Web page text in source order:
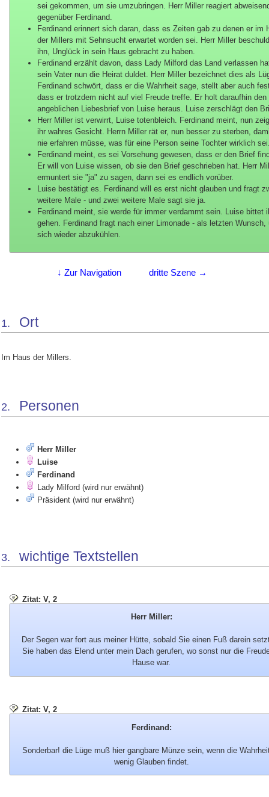
sei gekommen, um sie umzubringen. Herr Miller reagiert
gegenüber Ferdinand.
Ferdinand erinnert sich daran, dass es Zeiten gab zu denen er im
der Millers mit Sehnsucht erwartet worden sei. Herr Miller
ihn, Unglück in sein Haus gebracht zu haben.
Ferdinand erzählt davon, dass Lady Milford das Land verlassen
sein Vater nun die Heirat duldet. Herr Miller bezeichnet dies als
Ferdinand schwört, dass er die Wahrheit sage, stellt aber auch
dass er trotzdem nicht auf viel Freude treffe. Er holt daraufhin den
angeblichen Liebesbrief von Luise heraus. Luise zerschlägt den
Herr Miller ist verwirrt, Luise totenbleich. Ferdinand meint, nun
ihr wahres Gesicht. Herrn Miller rät er, nun besser zu sterben,
nie erfahren müsse, was für eine Person seine Tochter wirklich
Ferdinand meint, es sei Vorsehung gewesen, dass er den Brief
Er will von Luise wissen, ob sie den Brief geschrieben hat. Herr
ermuntert sie "ja" zu sagen, dann sei es endlich vorüber.
Luise bestätigt es. Ferdinand will es erst nicht glauben und fragt
weitere Male - und zwei weitere Male sagt sie ja.
Ferdinand meint, sie werde für immer verdammt sein. Luise bittet
gehen. Ferdinand fragt nach einer Limonade - als letzten Wunsch,
sich wieder abzukühlen.
↓ Zur Navigation dritte Szene →
1. Ort
Im Haus der Millers.
2. Personen
Herr Miller
Luise
Ferdinand
Lady Milford (wird nur erwähnt)
Präsident (wird nur erwähnt)
3. wichtige Textstellen
Zitat: V, 2
Herr Miller:
Der Segen war fort aus meiner Hütte, sobald Sie einen Fuß darein
Sie haben das Elend unter mein Dach gerufen, wo sonst nur die
Hause war.
Zitat: V, 2
Ferdinand:
Sonderbar! die Lüge muß hier gangbare Münze sein, wenn die
wenig Glauben findet.